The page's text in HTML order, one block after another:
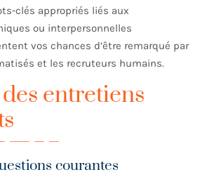
clés appropriés liés aux
ou interpersonnelles
vos chances d’être remarqué par
et les recruteurs humains.
entretiens
courantes